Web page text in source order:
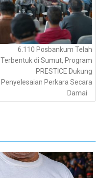
6.110 Posbankum Telah
Terbentuk di Sumut, Program
PRESTICE Dukung
Penyelesaian Perkara Secara
Damai